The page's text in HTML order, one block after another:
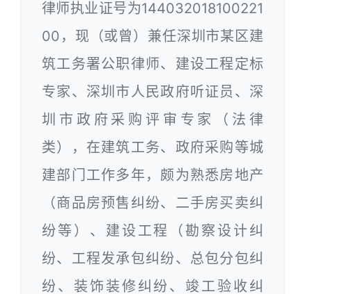
律师执业证号为144032018100221
00，现（或曾）兼任深圳市某区建
筑工务署公职律师、建设工程定标
专家、深圳市人民政府听证员、深
圳市政府采购评审专家（法律
类），在建筑工务、政府采购等城
建部门工作多年，颇为熟悉房地产
（商品房预售纠纷、二手房买卖纠
纷等）、建设工程（勘察设计纠
纷、工程发承包纠纷、总包分包纠
纷、装饰装修纠纷、竣工验收纠